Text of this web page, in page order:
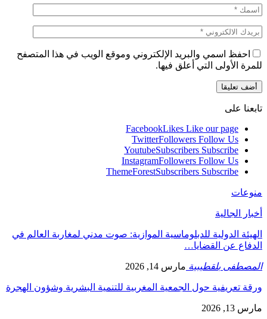
احفظ اسمي والبريد الإلكتروني وموقع الويب في هذا المتصفح
للمرة الأولى التي أعلق فيها.
تابعنا على
FacebookLikes Like our page
TwitterFollowers Follow Us
YoutubeSubscribers Subscribe
InstagramFollowers Follow Us
ThemeForestSubscribers Subscribe
منوعات
أخبار الجالية
الهيئة الدولية للدبلوماسية الموازية: صوت مدني لمغاربة العالم في
الدفاع عن القضايا…
المصطفى بلقطيبية مارس 14, 2026
ورقة تعريفية حول الجمعية المغربية للتنمية البشرية وشؤون الهجرة
مارس 13, 2026